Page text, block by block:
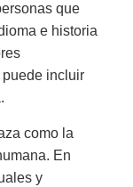
que
e historia
incluir
como la
En
y